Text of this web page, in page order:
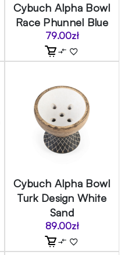
Cybuch Alpha Bowl
Race Phunnel Blue
79.00zł
Cybuch Alpha Bowl
Turk Design White
Sand
89.00zł